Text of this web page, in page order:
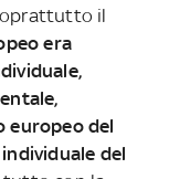
il
era
europeo del
del